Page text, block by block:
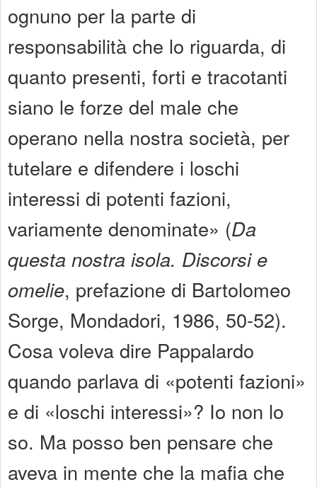
ognuno per la parte di
responsabilità che lo riguarda, di
quanto presenti, forti e tracotanti
siano le forze del male che
operano nella nostra società, per
tutelare e difendere i loschi
interessi di potenti fazioni,
variamente denominate» (Da
questa nostra isola. Discorsi e
omelie, prefazione di Bartolomeo
Sorge, Mondadori, 1986, 50-52).
Cosa voleva dire Pappalardo
quando parlava di «potenti fazioni»
e di «loschi interessi»? Io non lo
so. Ma posso ben pensare che
aveva in mente che la mafia che